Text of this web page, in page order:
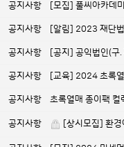
공지사항 [모집] 풀씨아카데
공지사항 [알림] 2023 재단
공지사항 [공지] 공익법인(구
공지사항 [교육] 2024 초록
공지사항 초록열매 종이팩
공지사항 [상시모집] 환